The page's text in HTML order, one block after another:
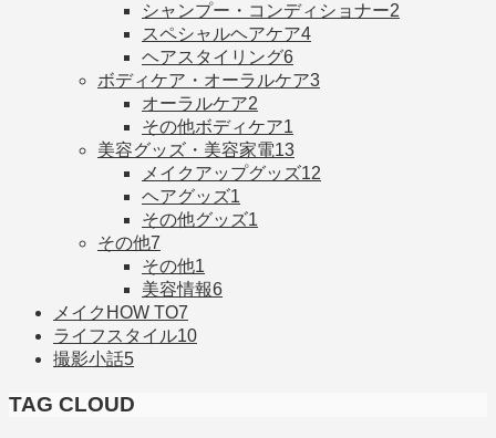
シャンプー・コンディショナー2
スペシャルヘアケア4
ヘアスタイリング6
ボディケア・オーラルケア3
オーラルケア2
その他ボディケア1
美容グッズ・美容家電13
メイクアップグッズ12
ヘアグッズ1
その他グッズ1
その他7
その他1
美容情報6
メイクHOW TO7
ライフスタイル10
撮影小話5
TAG CLOUD